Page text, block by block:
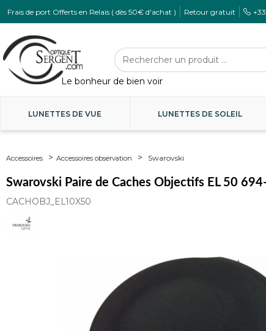
Frais de port Offerts en Relais ( dès 50€ d'achat ) Retour gratuit
LUNETTES DE VUE LUNETTES DE SOLEIL
Accessoires Accessoires observation Swarovski
Swarovski Paire de Caches Objectifs EL 50
CACHOBJ_EL10X50